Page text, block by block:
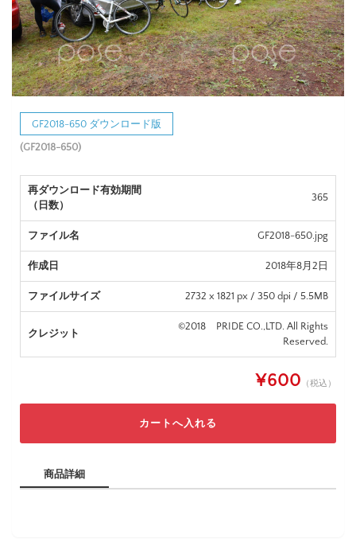
GF2018-650 ダウンロード版
(GF2018-650)
再ダウンロード有効期間
（日数）
365
ファイル名 GF2018-650.jpg
作成日 2018年8月2日
ファイルサイズ 2732 x 1821 px / 350 dpi / 5.5MB
クレジット
©2018 PRIDE CO.,LTD. All Rights
Reserved.
¥600 （税込）
商品詳細